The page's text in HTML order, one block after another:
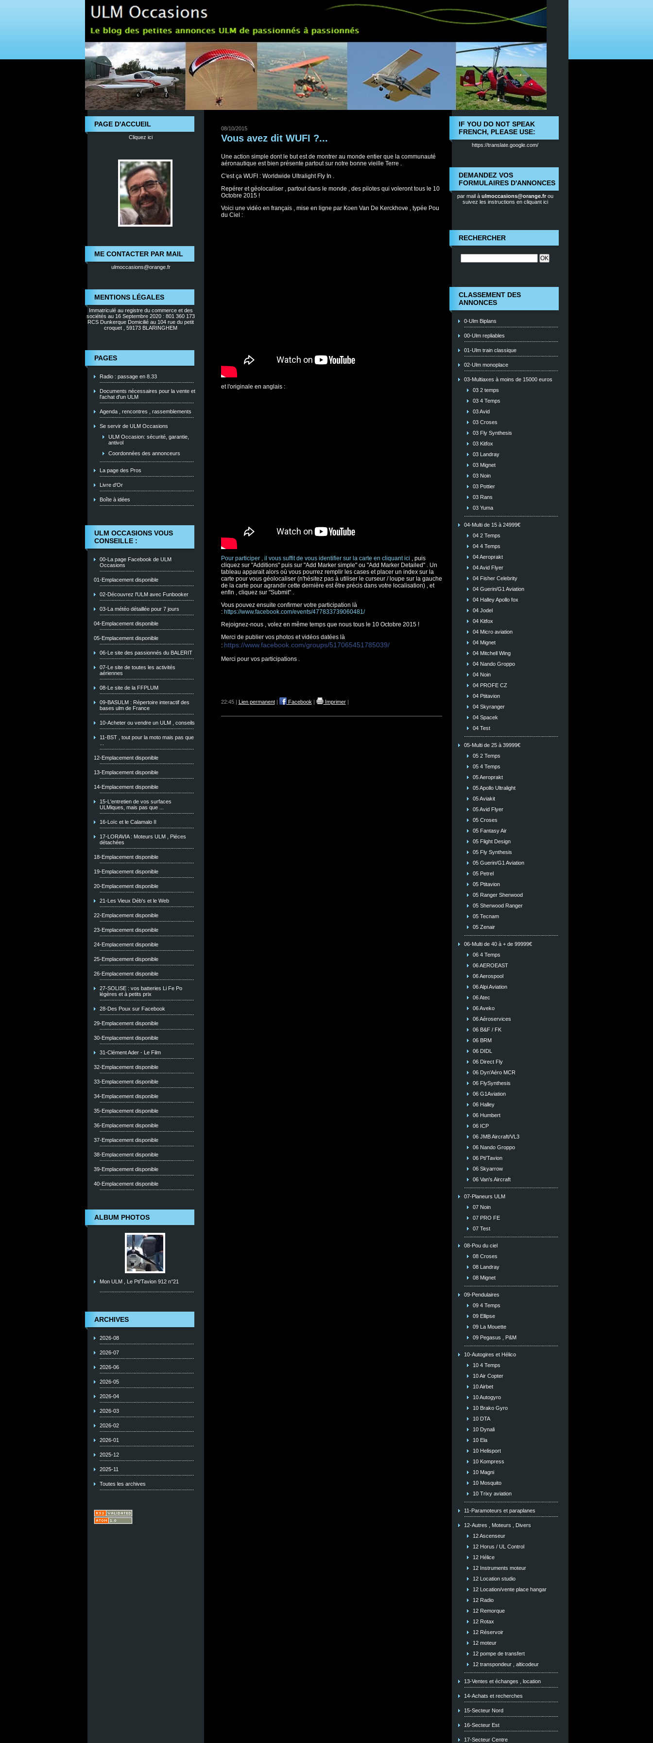
PAGE D'ACCUEIL
Cliquez ici
ME CONTACTER PAR MAIL
ulmoccasions@orange.fr
MENTIONS LÉGALES
Immatriculé au registre du commerce et des
sociétés au 16 Septembre 2020 : 801 360 173
RCS Dunkerque Domicilié au 104 rue du petit
croquet , 59173 BLARINGHEM
PAGES
Radio : passage en 8.33
Documents nécessaires pour la vente et
l'achat d'un ULM
Agenda , rencontres , rassemblements
Se servir de ULM Occasions
ULM Occasion: sécurité, garantie,
antivol
Coordonnées des annonceurs
La page des Pros
Livre d'Or
Boîte à idées
ULM OCCASIONS VOUS
CONSEILLE :
00-La page Facebook de ULM
Occasions
01-Emplacement disponible
02-Découvrez l'ULM avec Funbooker
03-La météo détaillée pour 7 jours
04-Emplacement disponible
05-Emplacement disponible
06-Le site des passionnés du BALERIT
07-Le site de toutes les activités
aériennes
08-Le site de la FFPLUM
09-BASULM : Répertoire interactif des
bases ulm de France
10-Acheter ou vendre un ULM , conseils
11-BST , tout pour la moto mais pas que
12-Emplacement disponible
13-Emplacement disponible
14-Emplacement disponible
15-L'entretien de vos surfaces
ULMiques, mais pas que ...
16-Loïc et le Calamalo II
17-LORAVIA : Moteurs ULM , Piéces
détachées
18-Emplacement disponible
19-Emplacement disponible
20-Emplacement disponible
21-Les Vieux Déb's et le Web
22-Emplacement disponible
23-Emplacement disponible
24-Emplacement disponible
25-Emplacement disponible
26-Emplacement disponible
27-SOLISE : vos batteries Li Fe Po
légères et à petits prix
28-Des Poux sur Facebook
29-Emplacement disponible
30-Emplacement disponible
31-Clément Ader - Le Film
32-Emplacement disponible
33-Emplacement disponible
34-Emplacement disponible
35-Emplacement disponible
36-Emplacement disponible
37-Emplacement disponible
38-Emplacement disponible
39-Emplacement disponible
40-Emplacement disponible
ALBUM PHOTOS
Mon ULM , Le Pti'Tavion 912 n°21
ARCHIVES
2026-08
2026-07
2026-06
2026-05
2026-04
2026-03
2026-02
2026-01
2025-12
2025-11
Toutes les archives
IF YOU DO NOT SPEAK
FRENCH, PLEASE USE:
https://translate.google.com/
DEMANDEZ VOS
FORMULAIRES D'ANNONCES
par mail à ulmoccasions@orange.frou
suivez les instructions en cliquant ici
RECHERCHER
CLASSEMENT DES
ANNONCES
0-Ulm Biplans
00-Ulm repliables
01-Ulm train classique
02-Ulm monoplace
03-Multiaxes à moins de 15000 euros
03 2 temps
03 4 Temps
03 Avid
03 Croses
03 Fly Synthesis
03 Kitfox
03 Landray
03 Mignet
03 Noin
03 Pottier
03 Rans
03 Yuma
04-Multi de 15 à 24999€
04 2 Temps
04 4 Temps
04 Aeroprakt
04 Avid Flyer
04 Fisher Celebrity
04 Guerin/G1 Aviation
04 Halley Apollo fox
04 Jodel
04 Kitfox
04 Micro aviation
04 Mignet
04 Mitchell Wing
04 Nando Groppo
04 Noin
04 PROFE CZ
04 Ptitavion
04 Skyranger
04 Spacek
04 Test
05-Multi de 25 à 39999€
05 2 Temps
05 4 Temps
05 Aeroprakt
05 Apollo Ultralight
05 Aviakit
05 Avid Flyer
05 Croses
05 Fantasy Air
05 Flight Design
05 Fly Synthesis
05 Guerin/G1 Aviation
05 Petrel
05 Ptitavion
05 Ranger Sherwood
05 Sherwood Ranger
05 Tecnam
05 Zenair
06-Multi de 40 à + de 99999€
06 4 Temps
06 AEROEAST
06 Aerospool
06 Alpi Aviation
06 Atec
06 Aveko
06 Aéroservices
06 B&F / FK
06 BRM
06 DIDL
06 Direct Fly
06 Dyn'Aéro MCR
06 FlySynthesis
06 G1Aviation
06 Halley
06 Humbert
06 ICP
06 JMB Aircraft/VL3
06 Nando Groppo
06 Pti'Tavion
06 Skyarrow
06 Van's Aircraft
07-Planeurs ULM
07 Noin
07 PRO FE
07 Test
08-Pou du ciel
08 Croses
08 Landray
08 Mignet
09-Pendulaires
09 4 Temps
09 Ellipse
09 La Mouette
09 Pegasus , P&M
10-Autogires et Hélico
10 4 Temps
10 Air Copter
10 Airbet
10 Autogyro
10 Brako Gyro
10 DTA
10 Dynali
10 Ela
10 Helisport
10 Kompress
10 Magni
10 Mosquito
10 Trixy aviation
11-Paramoteurs et paraplanes
12-Autres , Moteurs , Divers
12 Ascenseur
12 Horus / UL Control
12 Hélice
12 Instruments moteur
12 Location studio
12 Location/vente place hangar
12 Radio
12 Remorque
12 Rotax
12 Réservoir
12 moteur
12 pompe de transfert
12 transpondeur , alticodeur
13-Ventes et échanges , location
14-Achats et recherches
15-Secteur Nord
16-Secteur Est
17-Secteur Centre
08/10/2015
Vous avez dit WUFI ?...
Une action simple dont le but est de montrer au monde entier que la communauté
aéronautique est bien présente partout sur notre bonne vieille Terre .
C'est ça WUFI : Worldwide Ultralight Fly In .
Repérer et géolocaliser , partout dans le monde , des pilotes qui voleront tous le 10
Octobre 2015 !
Voici une vidéo en français , mise en ligne par Koen Van De Kerckhove , typée Pou
du Ciel :
et l'originale en anglais :
Pour participer , il vous suffit de vous identifier sur la carte en cliquant ici , puis
cliquez sur "Additions" puis sur "Add Marker simple" ou "Add Marker Detailed" . Un
tableau apparait alors où vous pourrez remplir les cases et placer un index sur la
carte pour vous géolocaliser (n'hésitez pas à utiliser le curseur / loupe sur la gauche
de la carte pour agrandir cette dernière est être précis dans votre localisation) , et
enfin , cliquez sur "Submit" .
Vous pouvez ensuite confirmer votre participation là
: https://www.facebook.com/events/477833739060481/
Rejoignez-nous , volez en même temps que nous tous le 10 Octobre 2015 !
Merci de publier vos photos et vidéos datées là
: https://www.facebook.com/groups/517065451785039/
Merci pour vos participations .
22:45 | Lien permanent| Facebook | Imprimer|